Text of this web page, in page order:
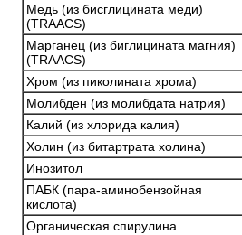
Медь (из бисглицината меди)
(TRAACS)
Марганец (из биглицината магния)
(TRAACS)
Хром (из пиколината хрома)
Молибден (из молибдата натрия)
Калий (из хлорида калия)
Холин (из битартрата холина)
Инозитол
ПАБК (пара-аминобензойная
кислота)
Органическая спирулина